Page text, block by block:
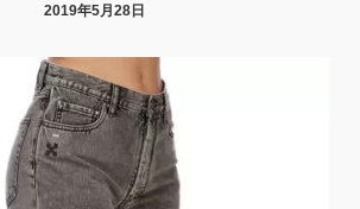
2019年5月28日